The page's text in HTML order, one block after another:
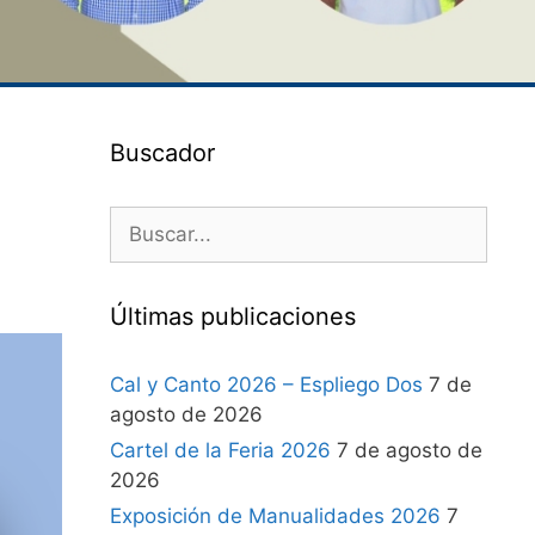
Buscador
Últimas publicaciones
Cal y Canto 2026 – Espliego Dos 7 de
agosto de 2026
Cartel de la Feria 2026 7 de agosto de
2026
Exposición de Manualidades 2026 7